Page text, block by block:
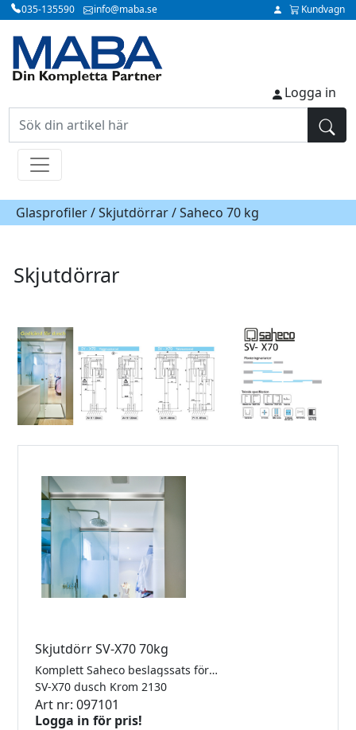
035-135590 info@maba.se Kundvagn
Logga in
Glasprofiler /Skjutdörrar/ Saheco 70 kg
Skjutdörrar
Skjutdörr SV-X70 70kg
Komplett Saheco beslagssats för nischmontering i krom med 1 dörr och 2 softclose, 8-10mm glas. SV-X70 är godkänd för dusch. Längd 2130mm. Maxvikt 70kg.
SV-X70 dusch Krom 2130
Art nr: 097101
Logga in för pris!